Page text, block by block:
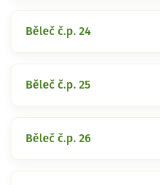
Běleč č.p. 24
Běleč č.p. 25
Běleč č.p. 26